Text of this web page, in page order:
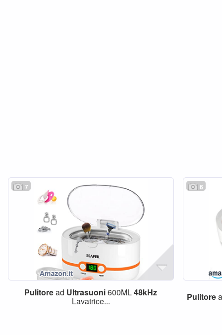
7
Pulitoread Ultrasuoni600ML48kHz
Lavatrice...
6
Pulitore